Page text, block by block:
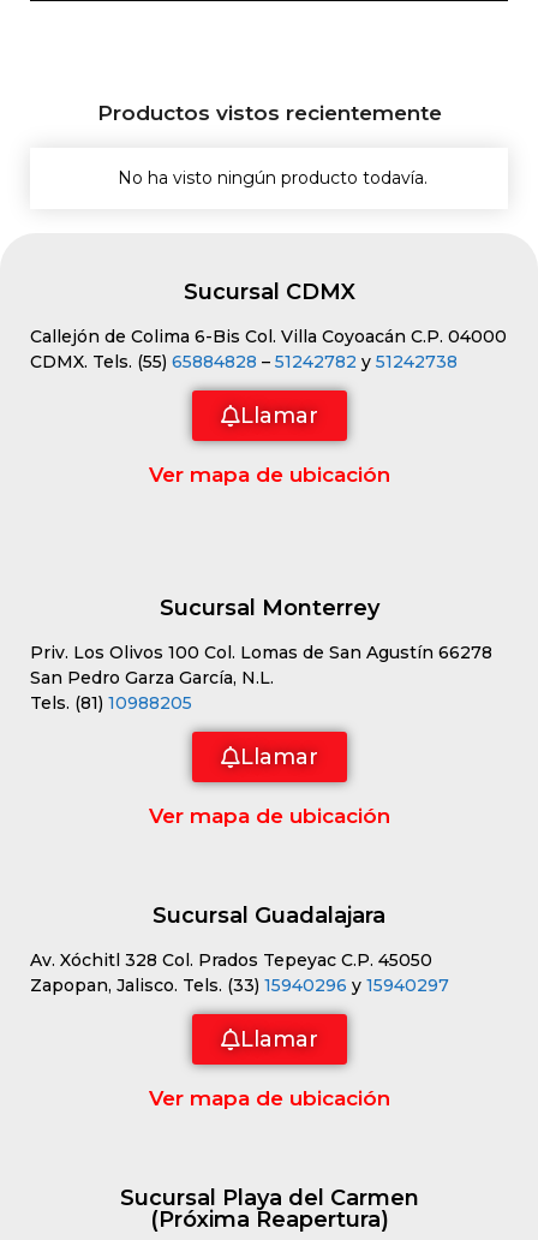
Productos vistos recientemente
No ha visto ningún producto todavía.
Sucursal CDMX
Callejón de Colima 6-Bis Col. Villa Coyoacán C.P. 04000
CDMX. Tels. (55) 65884828 – 51242782 y 51242738
Llamar
Ver mapa de ubicación
Sucursal Monterrey
Priv. Los Olivos 100 Col. Lomas de San Agustín 66278
San Pedro Garza García, N.L.
Tels. (81) 10988205
Llamar
Ver mapa de ubicación
Sucursal Guadalajara
Av. Xóchitl 328 Col. Prados Tepeyac C.P. 45050
Zapopan, Jalisco. Tels. (33) 15940296 y 15940297
Llamar
Ver mapa de ubicación
Sucursal Playa del Carmen
(Próxima Reapertura)